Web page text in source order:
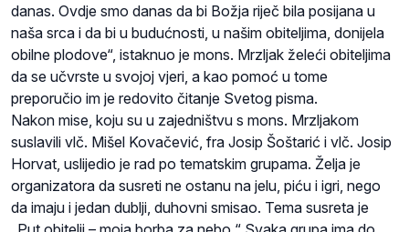
danas. Ovdje smo danas da bi Božja riječ bila posijana u
naša srca i da bi u budućnosti, u našim obiteljima, donijela
obilne plodove“, istaknuo je mons. Mrzljak želeći obiteljima
da se učvrste u svojoj vjeri, a kao pomoć u tome
preporučio im je redovito čitanje Svetog pisma.
Nakon mise, koju su u zajedništvu s mons. Mrzljakom
suslavili vlč. Mišel Kovačević, fra Josip Šoštarić i vlč. Josip
Horvat, uslijedio je rad po tematskim grupama. Želja je
organizatora da susreti ne ostanu na jelu, piću i igri, nego
da imaju i jedan dublji, duhovni smisao. Tema susreta je